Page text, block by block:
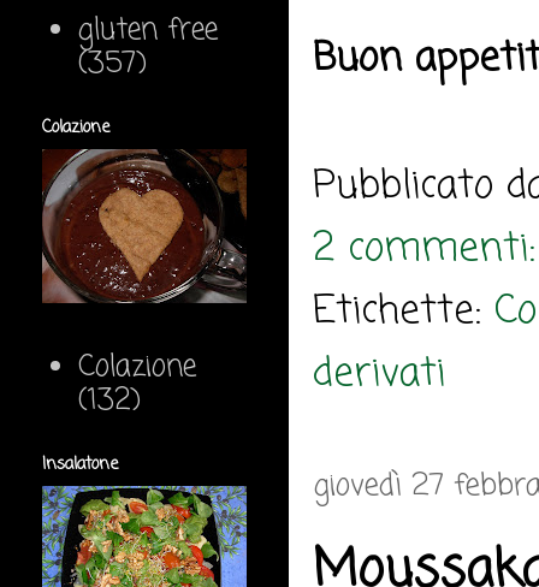
Buon
Pubblicato
2
Etichette:
derivati
giovedì 27
gluten free
(357)
Colazione
Colazione
(132)
Insalatone